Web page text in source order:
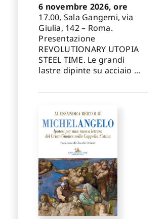
6 novembre 2026, ore
17.00, Sala Gangemi, via
Giulia, 142 – Roma.
Presentazione
REVOLUTIONARY UTOPIA
STEEL TIME. Le grandi
lastre dipinte su acciaio ...